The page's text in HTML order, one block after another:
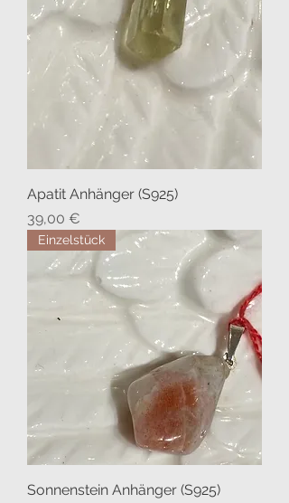
Apatit Anhänger (S925)
Preis
39,00 €
Einzelstück
Sonnenstein Anhänger (S925)